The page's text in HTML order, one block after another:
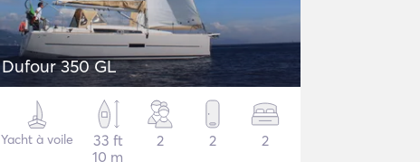
Dufour 350 GL
Yacht à voile
33 ft
10 m
2 2 2